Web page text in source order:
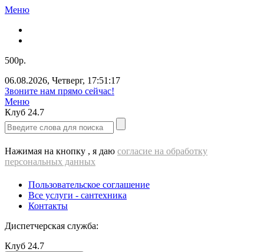
Меню
500р.
06.08.2026, Четверг, 17:51:17
Звоните нам прямо сейчас!
Меню
Клуб 24.7
Нажимая на кнопку , я даю согласие на обработку
персональных данных
Пользовательское соглашение
Все услуги - cантехника
Контакты
Диспетчерская служба:
Клуб 24.7